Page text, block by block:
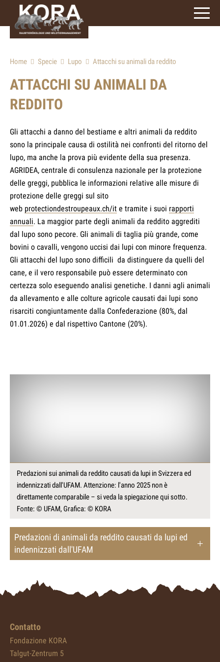
signs)
Home Specie Lupo Attacchi su animali da reddito
ATTACCHI SU ANIMALI DA
REDDITO
Gli attacchi a danno del bestiame e altri animali da reddito
sono la principale causa di ostilità nei confronti del ritorno del
lupo, ma anche la prova più evidente della sua presenza.
AGRIDEA, centrale di consulenza nazionale per la protezione
delle greggi, pubblica le informazioni relative alle misure di
protezione delle greggi sul sito
web protectiondestroupeaux.ch/it e tramite i suoi rapporti
annuali. La maggior parte degli animali da reddito aggrediti
dal lupo sono pecore. Gli animali di taglia più grande, come
bovini o cavalli, vengono uccisi dai lupi con minore frequenza.
Gli attacchi del lupo sono difficili da distinguere da quelli del
cane, e il vero responsabile può essere determinato con
certezza solo eseguendo analisi genetiche. I danni agli animali
da allevamento e alle colture agricole causati dai lupi sono
risarciti congiuntamente dalla Confederazione (80%, dal
01.01.2026) e dal rispettivo Cantone (20%).
Predazioni sui animali da reddito causati da lupi in Svizzera ed
indennizzati dall'UFAM. Attenzione: l'anno 2025 non è
direttamente comparabile – si veda la spiegazione qui sotto.
Fonte: © UFAM, Grafica: © KORA
Predazioni di animali da reddito causati da lupi ed
indennizzati dall'UFAM
Contatto
Fondazione KORA
Talgut-Zentrum 5